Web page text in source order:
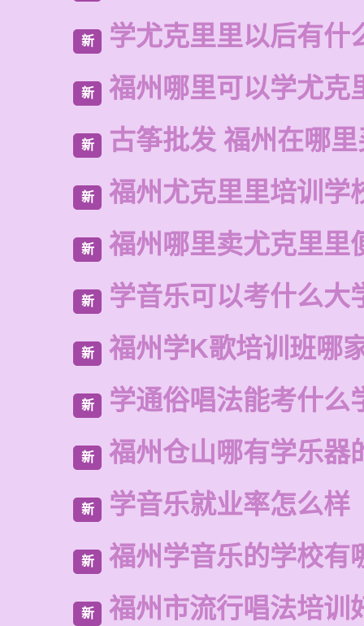
新 学尤克里里以后有什
新 福州哪里可以学尤克
新 古筝批发 福州在哪
新 福州尤克里里培训学
新 福州哪里卖尤克里里
新 学音乐可以考什么大
新 福州学K歌培训班哪
新 学通俗唱法能考什么
新 福州仓山哪有学乐器
新 学音乐就业率怎么样
新 福州学音乐的学校有
新 福州市流行唱法培训